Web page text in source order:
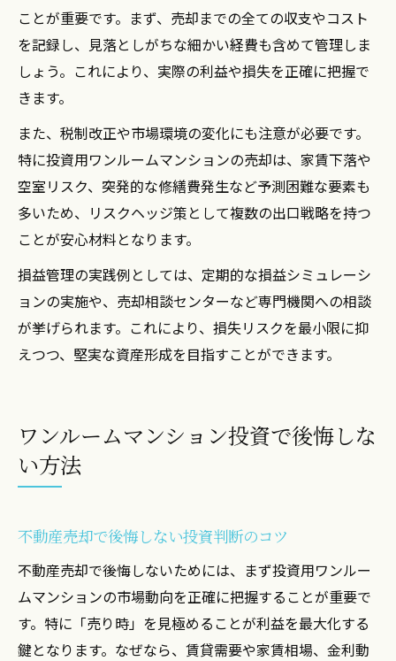
ことが重要です。まず、売却までの全ての収支やコスト
を記録し、見落としがちな細かい経費も含めて管理しま
しょう。これにより、実際の利益や損失を正確に把握で
きます。
また、税制改正や市場環境の変化にも注意が必要です。
特に投資用ワンルームマンションの売却は、家賃下落や
空室リスク、突発的な修繕費発生など予測困難な要素も
多いため、リスクヘッジ策として複数の出口戦略を持つ
ことが安心材料となります。
損益管理の実践例としては、定期的な損益シミュレーシ
ョンの実施や、売却相談センターなど専門機関への相談
が挙げられます。これにより、損失リスクを最小限に抑
えつつ、堅実な資産形成を目指すことができます。
ワンルームマンション投資で後悔しな
い方法
不動産売却で後悔しない投資判断のコツ
不動産売却で後悔しないためには、まず投資用ワンルー
ムマンションの市場動向を正確に把握することが重要で
す。特に「売り時」を見極めることが利益を最大化する
鍵となります。なぜなら、賃貸需要や家賃相場、金利動